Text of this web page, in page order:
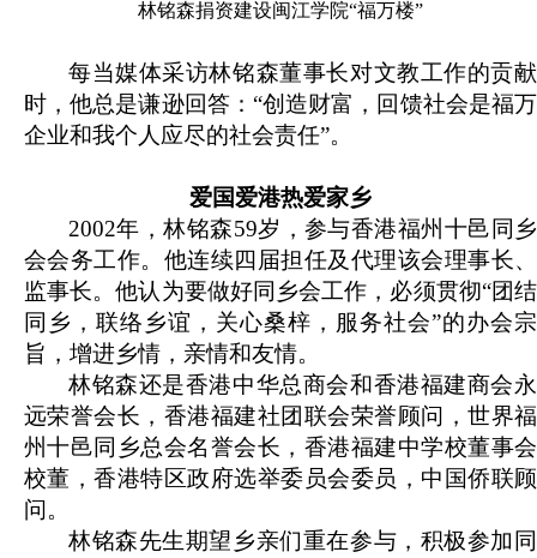
林铭森捐资建设闽江学院“福万楼”
每当媒体采访林铭森董事长对文教工作的贡献
时，他总是谦逊回答：“创造财富，回馈社会是福万
企业和我个人应尽的社会责任”。
爱国爱港热爱家乡
2002年，林铭森59岁，参与香港福州十邑同乡
会会务工作。他连续四届担任及代理该会理事长、
监事长。他认为要做好同乡会工作，必须贯彻“团结
同乡，联络乡谊，关心桑梓，服务社会”的办会宗
旨，增进乡情，亲情和友情。
林铭森还是香港中华总商会和香港福建商会永
远荣誉会长，香港福建社团联会荣誉顾问，世界福
州十邑同乡总会名誉会长，香港福建中学校董事会
校董，香港特区政府选举委员会委员，中国侨联顾
问。
林铭森先生期望乡亲们重在参与，积极参加同